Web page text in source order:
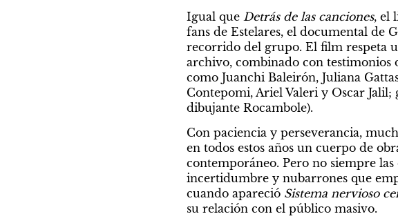
Igual que Detrás de las canciones, el
fans de Estelares, el documental de
recorrido del grupo. El film respeta
archivo, combinado con testimonios
como Juanchi Baleirón, Juliana
Contepomi, Ariel Valeri y Oscar
dibujante Rocambole).
Con paciencia y perseverancia,
en todos estos años un cuerpo de
contemporáneo. Pero no siempre
incertidumbre y nubarrones que
cuando apareció Sistema nervioso
su relación con el público masivo.